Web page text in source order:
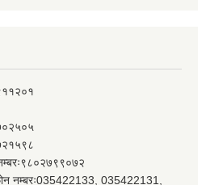
नम्बरः035422133, 035422131,